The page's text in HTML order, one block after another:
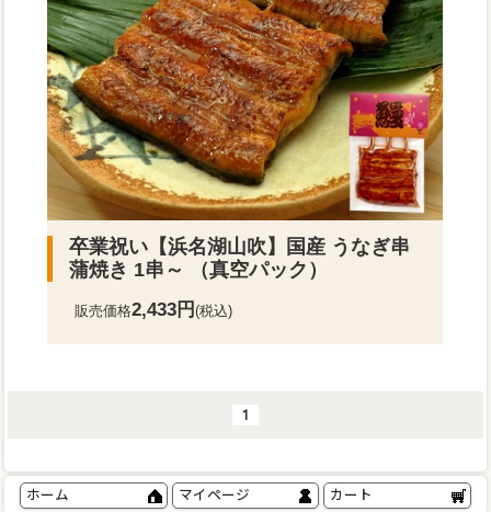
卒業祝い【浜名湖山吹】国産 うなぎ串
蒲焼き 1串～ （真空パック）
販売価格2,433円(税込)
1
ホーム マイページ カート